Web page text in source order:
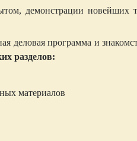
демонстрации новейших
деловая программа и
разделов:
материалов